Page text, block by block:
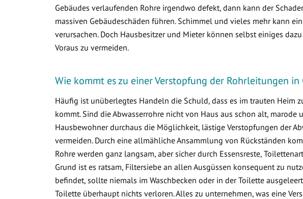
Gebäudes verlaufenden Rohre irgendwo defekt, dann kann der
massiven Gebäudeschäden führen. Schimmel und vieles mehr kann
verursachen. Doch Hausbesitzer und Mieter können selbst einiges
Voraus zu vermeiden.
Wie kommt es zu einer Verstopfung der Rohrleitungen in
Häufig ist unüberlegtes Handeln die Schuld, dass es im trauten Heim
kommt. Sind die Abwasserrohre nicht von Haus aus schon alt,
Hausbewohner durchaus die Möglichkeit, lästige Verstopfungen der
vermeiden. Durch eine allmähliche Ansammlung von Rückständen
Rohre werden ganz langsam, aber sicher durch Essensreste,
Grund ist es ratsam, Filtersiebe an allen Ausgüssen konsequent zu
befindet, sollte niemals im Waschbecken oder in der Toilette
Toilette überhaupt nichts verloren. Alles zu unternehmen, was eine